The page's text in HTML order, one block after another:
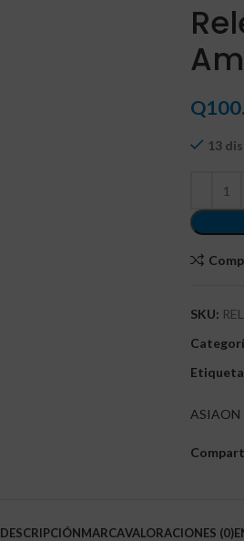
Q
13
SKU:
ASIAON
DESCRIPCIÓNMARCAVALORACIONES (0)